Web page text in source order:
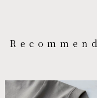
Recommend